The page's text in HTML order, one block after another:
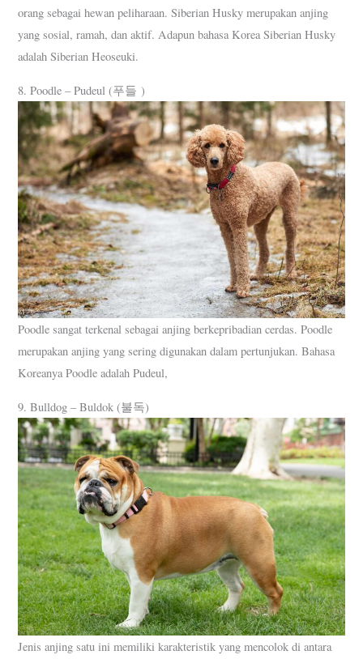
orang sebagai hewan peliharaan. Siberian Husky merupakan anjing
yang sosial, ramah, dan aktif. Adapun bahasa Korea Siberian Husky
adalah Siberian Heoseuki.
8. Poodle – Pudeul (푸들 )
Poodle sangat terkenal sebagai anjing berkepribadian cerdas. Poodle
merupakan anjing yang sering digunakan dalam pertunjukan. Bahasa
Koreanya Poodle adalah Pudeul,
9. Bulldog – Buldok (불독)
Jenis anjing satu ini memiliki karakteristik yang mencolok di antara